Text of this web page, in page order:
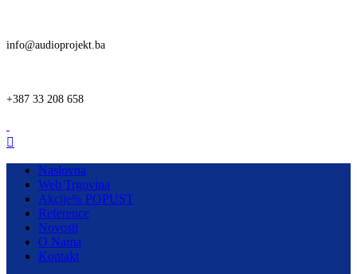
info@audioprojekt.ba
+387 33 208 658
Naslovna
Web Trgovina
Akcije% POPUST
Reference
Novosti
O Nama
Kontakt